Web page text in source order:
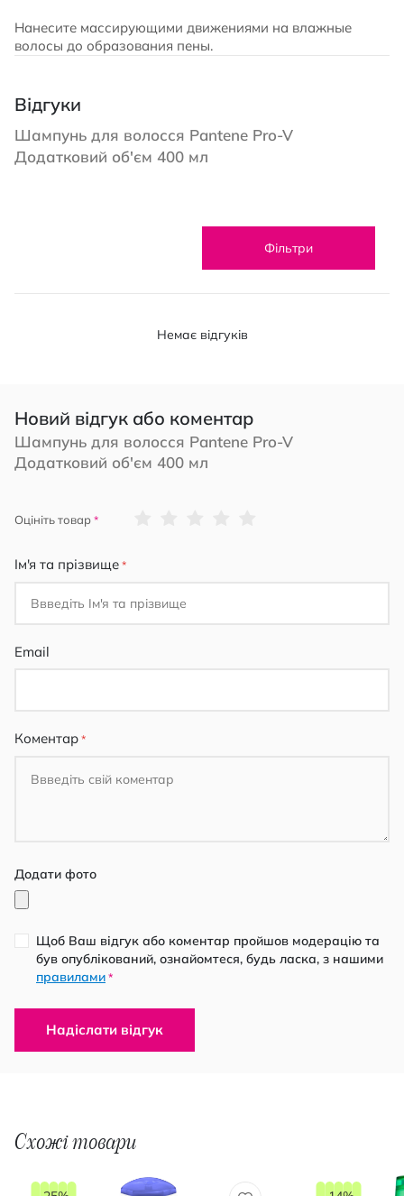
Нанесите массирующими движениями на влажные
волосы до образования пены.
Відгуки
Шампунь для волосся Pantene Pro-V
Додатковий об'єм 400 мл
Фільтри
Немає відгуків
Новий відгук або коментар
Шампунь для волосся Pantene Pro-V
Додатковий об'єм 400 мл
Оцініть товар
Ім'я та прізвище
Email
Коментар
Додати фото
Щоб Ваш відгук або коментар пройшов модерацію та
був опублікований, ознайомтеся, будь ласка, з нашими
правилами *
Надіслати відгук
Схожі товари